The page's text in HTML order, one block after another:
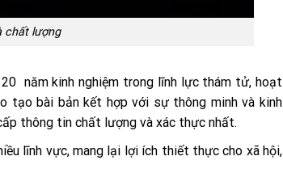
chất lượng
năm kinh nghiệm trong lĩnh lực thám tử, hoạt
bài bản kết hợp với sự thông minh và kinh
thông tin chất lượng và xác thực nhất.
lĩnh vực, mang lại lợi ích thiết thực cho xã hội,